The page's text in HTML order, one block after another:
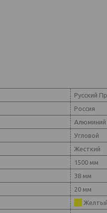
Русский
Россия
Алюминий
Угловой
Жесткий
1500 мм
38 мм
20 мм